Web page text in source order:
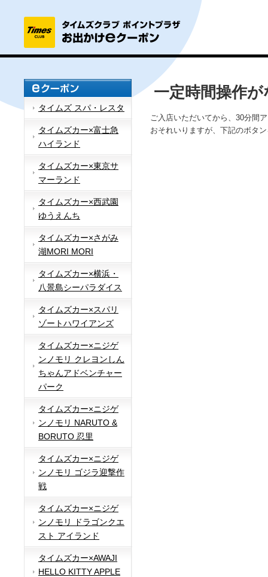
タイムズ スパ・レスタ
タイムズカー×富士急
ハイランド
タイムズカー×東京サ
マーランド
タイムズカー×西武園
ゆうえんち
タイムズカー×さがみ
湖MORI MORI
タイムズカー×横浜・
八景島シーパラダイス
タイムズカー×スパリ
ゾートハワイアンズ
タイムズカー×ニジゲ
ンノモリ クレヨンしん
ちゃんアドベンチャー
パーク
タイムズカー×ニジゲ
ンノモリ NARUTO &
BORUTO 忍里
タイムズカー×ニジゲ
ンノモリ ゴジラ迎撃作
戦
タイムズカー×ニジゲ
ンノモリ ドラゴンクエ
スト アイランド
タイムズカー×AWAJI
HELLO KITTY APPLE
一定時間操作
ご入店いただいてから、30分間
おそれいりますが、下記のボタ